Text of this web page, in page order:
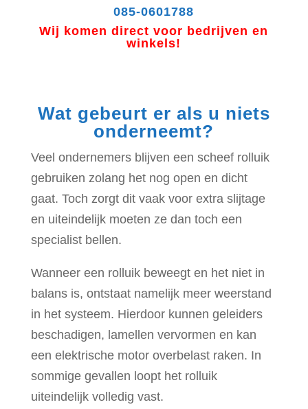
085-0601788
Wij komen direct voor bedrijven en
winkels!
Wat gebeurt er als u niets
onderneemt?
Veel ondernemers blijven een scheef rolluik
gebruiken zolang het nog open en dicht
gaat. Toch zorgt dit vaak voor extra slijtage
en uiteindelijk moeten ze dan toch een
specialist bellen.
Wanneer een rolluik beweegt en het niet in
balans is, ontstaat namelijk meer weerstand
in het systeem. Hierdoor kunnen geleiders
beschadigen, lamellen vervormen en kan
een elektrische motor overbelast raken. In
sommige gevallen loopt het rolluik
uiteindelijk volledig vast.